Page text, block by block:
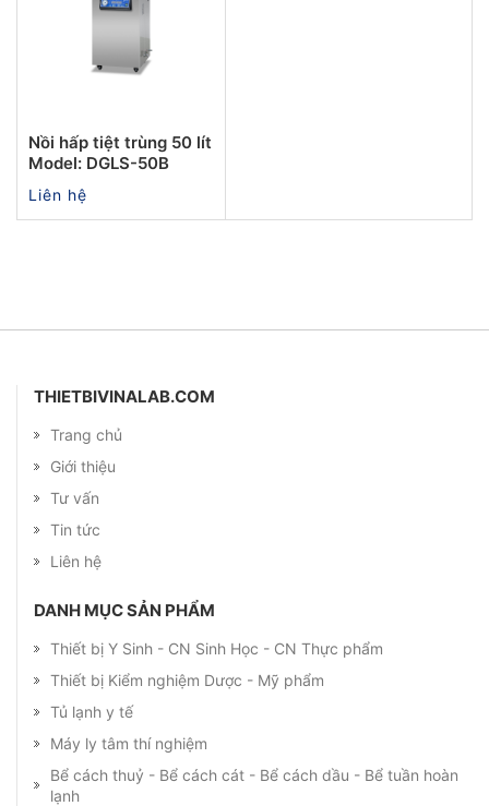
Nồi hấp tiệt trùng 50 lít
Model: DGLS-50B
Liên hệ
THIETBIVINALAB.COM
Trang chủ
Giới thiệu
Tư vấn
Tin tức
Liên hệ
DANH MỤC SẢN PHẨM
Thiết bị Y Sinh - CN Sinh Học - CN Thực phẩm
Thiết bị Kiểm nghiệm Dược - Mỹ phẩm
Tủ lạnh y tế
Máy ly tâm thí nghiệm
Bể cách thuỷ - Bể cách cát - Bể cách dầu - Bể tuần hoàn
lạnh